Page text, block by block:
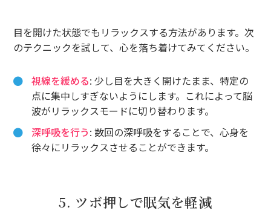
目を開けた状態でもリラックスする方法があります。次
のテクニックを試して、心を落ち着けてみてください。
視線を緩める: 少し目を大きく開けたまま、特定の
点に集中しすぎないようにします。これによって脳
波がリラックスモードに切り替わります。
深呼吸を行う: 数回の深呼吸をすることで、心身を
徐々にリラックスさせることができます。
5. ツボ押しで眠気を軽減